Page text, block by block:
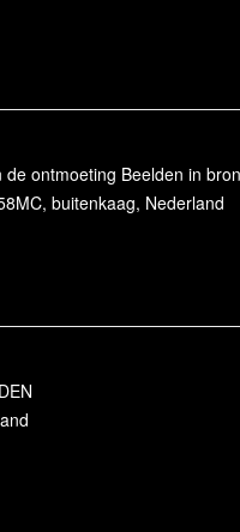
ontmoeting Beelden in
buitenkaag, Nederland